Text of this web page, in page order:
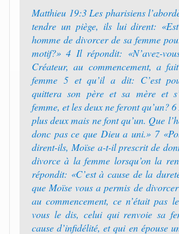
Matthieu 19:3 Les pharisiens
tendre un piège, ils lui dirent:
homme de divorcer de sa femme
motif?» 4 Il répondit: «N’avez-
Créateur, au commencement, a
femme 5 et qu’il a dit: C’est
quittera son père et sa mère et
femme, et les deux ne feront qu’un?
plus deux mais ne font qu’un. Que
donc pas ce que Dieu a uni.» 7
dirent-ils, Moïse a-t-il prescrit de
divorce à la femme lorsqu’on la
répondit: «C’est à cause de la
que Moïse vous a permis de
au commencement, ce n’était pas
vous le dis, celui qui renvoie sa
cause d’infidélité, et qui en épouse